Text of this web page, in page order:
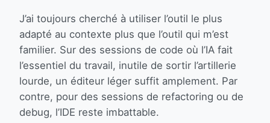
J’ai toujours cherché à utiliser l’outil le plus
adapté au contexte plus que l’outil qui m’est
familier. Sur des sessions de code où l’IA fait
l’essentiel du travail, inutile de sortir l’artillerie
lourde, un éditeur léger suffit amplement. Par
contre, pour des sessions de refactoring ou de
debug, l’IDE reste imbattable.